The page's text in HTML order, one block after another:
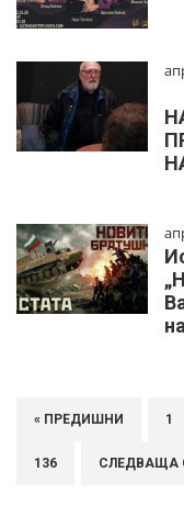
« ПРЕДИШНИ 1
136 СЛЕДВАЩА